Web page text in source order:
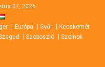
07, 2026
Európa Győr
Kecskemét
Szoboszló Szolnok